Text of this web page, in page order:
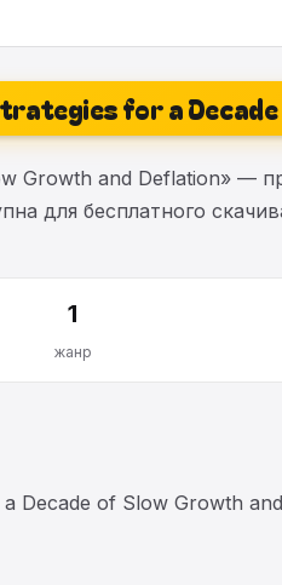
for a
Growth and Deflation» —
для бесплатного
1
жанр
Decade of Slow Growth